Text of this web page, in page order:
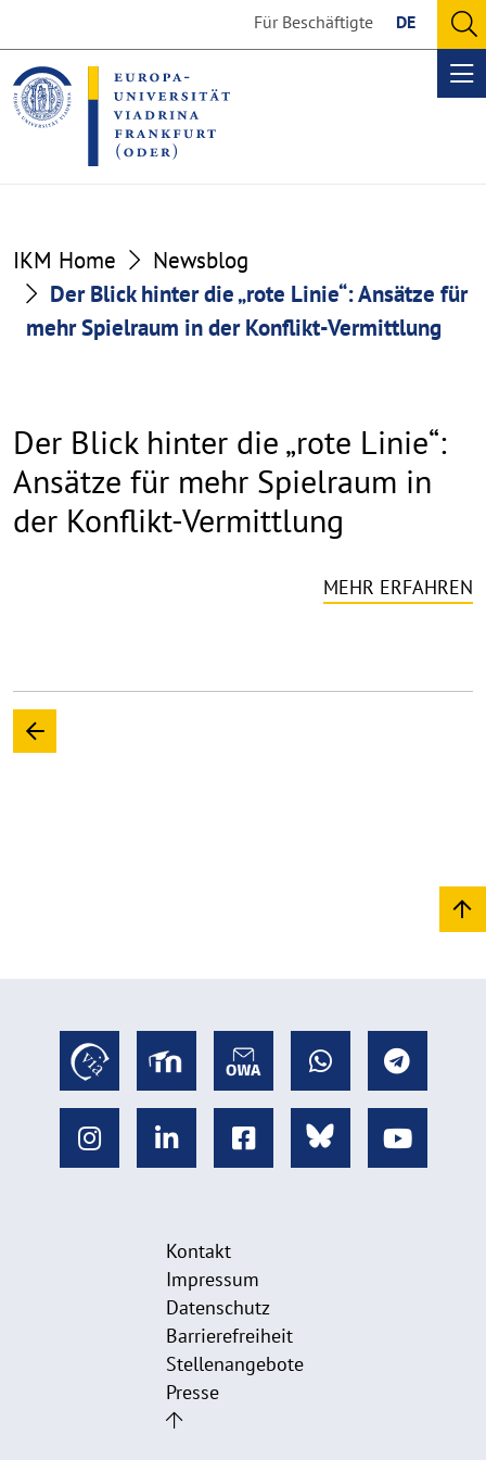
the
content
section
the
footer
section
Für Beschäftigte DE
IKM Home
Newsblog
Der Blick hinter die „rote Linie“: Ansätze für
mehr Spielraum in der Konflikt-Vermittlung
Der Blick hinter die „rote Linie“:
Ansätze für mehr Spielraum in
der Konflikt-Vermittlung
MEHR ERFAHREN
Kontakt
Impressum
Datenschutz
Barrierefreiheit
Stellenangebote
Presse